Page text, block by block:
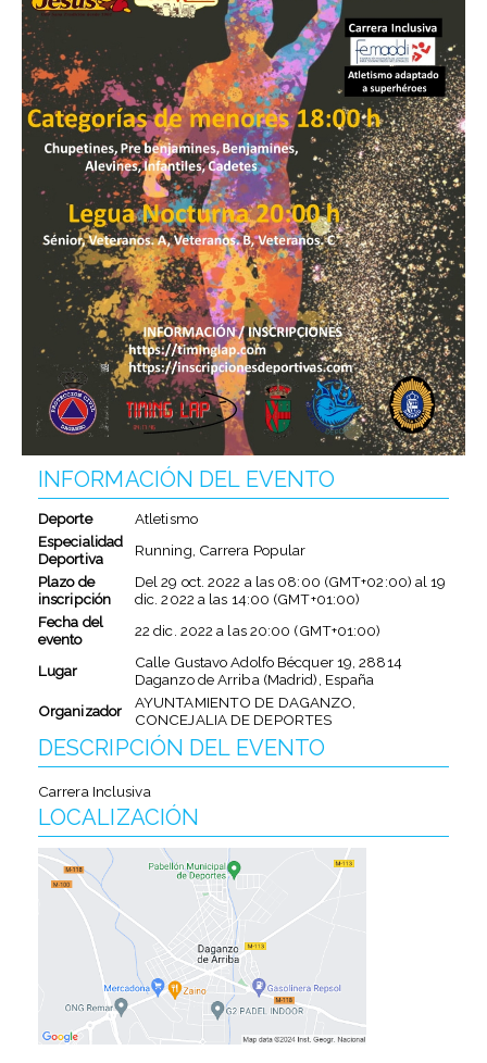
INFORMACIÓN DEL EVENTO
Deporte
Atletismo
Especialidad
Deportiva
Running, Carrera Popular
Plazo de
inscripción
Del29 oct. 2022 a las 08:00 (GMT+02:00) al19
dic. 2022 a las 14:00 (GMT+01:00)
Fecha del
evento
22 dic. 2022 a las20:00 (GMT+01:00)
Lugar
Calle Gustavo Adolfo Bécquer 19, 28814
Daganzo de Arriba (Madrid), España
Organizador
AYUNTAMIENTO DE DAGANZO,
CONCEJALIA DE DEPORTES
DESCRIPCIÓN DEL EVENTO
Carrera Inclusiva
LOCALIZACIÓN